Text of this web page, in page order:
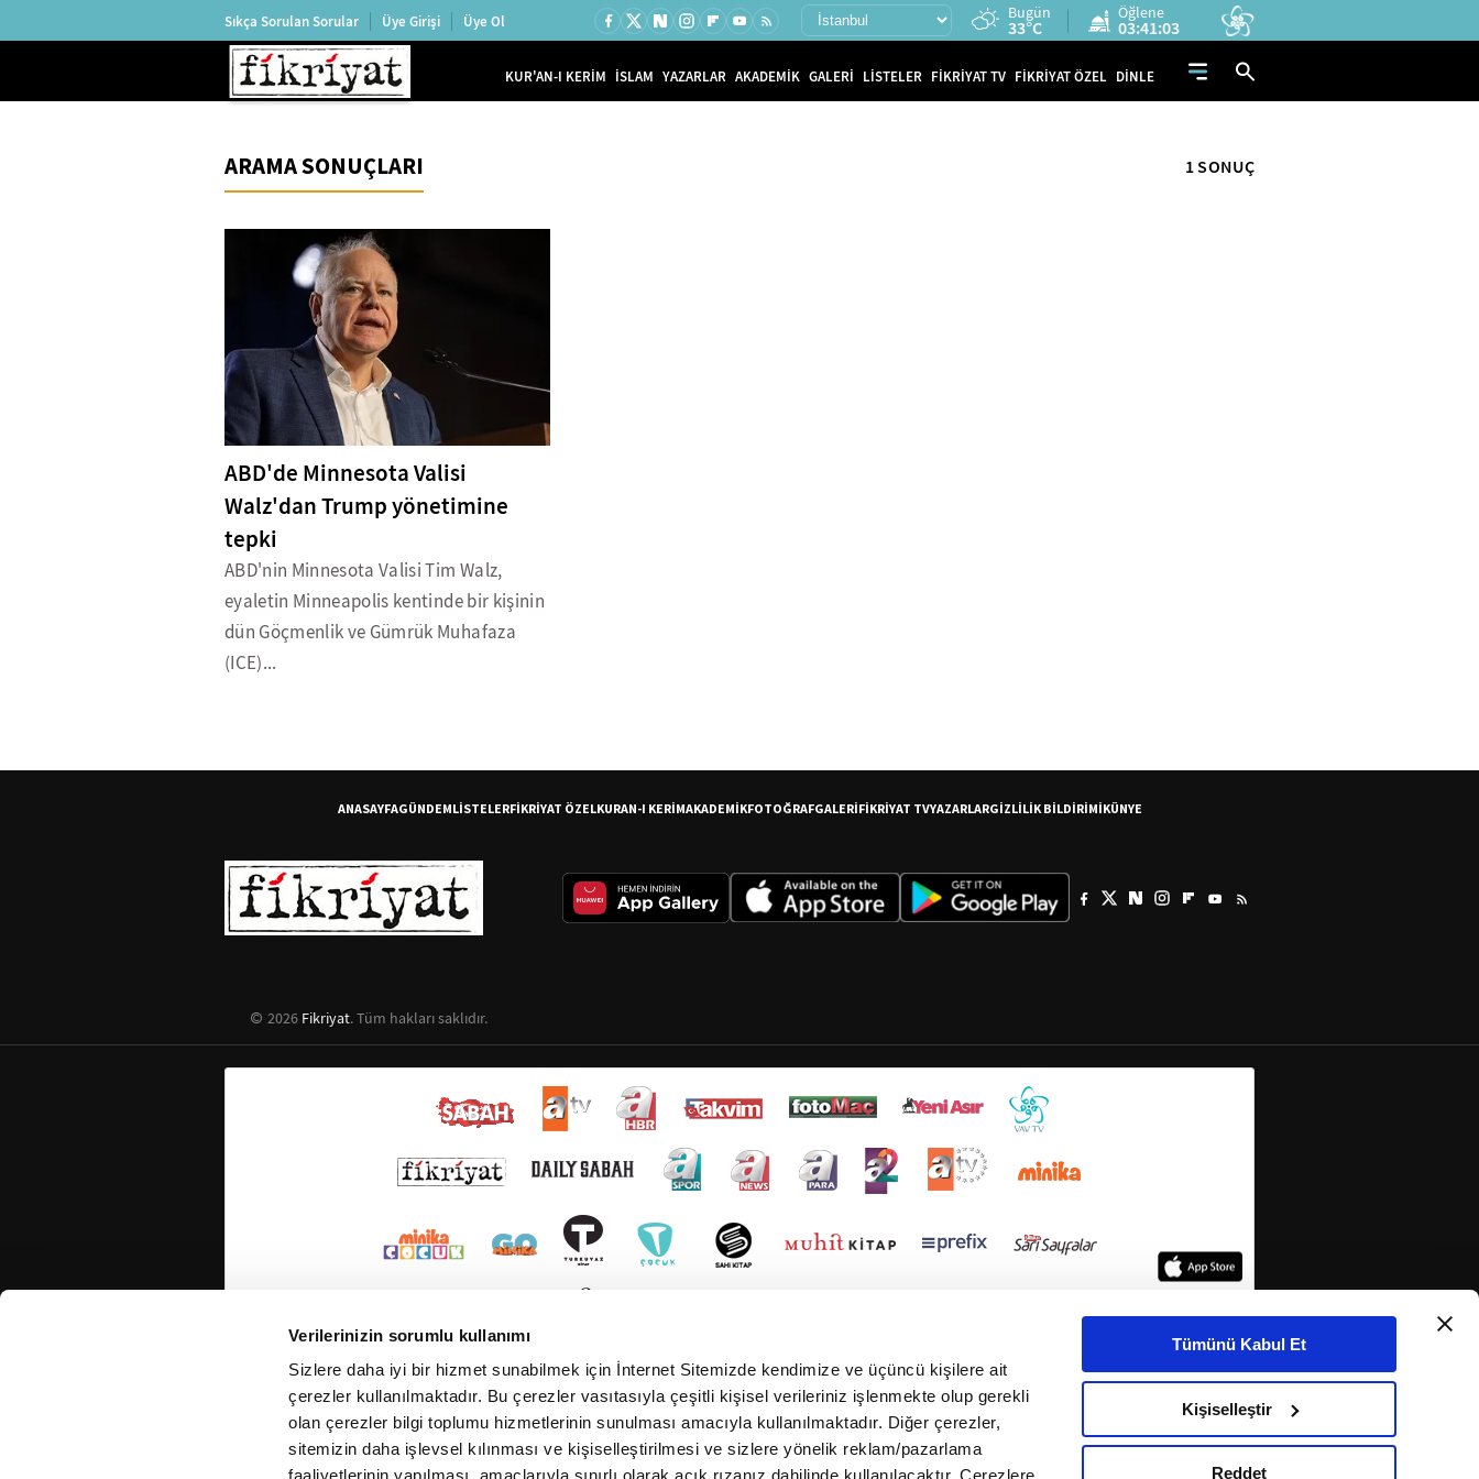
Verilerinizin sorumlu kullanımı
Sizlere daha iyi bir hizmet sunabilmek için İnternet Sitemizde kendimize ve üçüncü kişilere ait
çerezler kullanılmaktadır. Bu çerezler vasıtasıyla çeşitli kişisel verileriniz işlenmekte olup gerekli
olan çerezler bilgi toplumu hizmetlerinin sunulması amacıyla kullanılmaktadır. Diğer çerezler,
sitemizin daha işlevsel kılınması ve kişiselleştirilmesi ve sizlere yönelik reklam/pazarlama
Tümünü Kabul Et
Kişiselleştir
Reddet
Sıkça Sorulan Sorular Üye Girişi Üye Ol Bugün
33°C
Öğlene
03:41:03
KUR'AN-I KERİM İSLAM YAZARLAR AKADEMİK GALERİ LİSTELER FİKRİYAT TV FİKRİYAT ÖZEL DİNLE
ARAMA SONUÇLARI 1 SONUÇ
ABD'de Minnesota Valisi
Walz'dan Trump yönetimine
tepki
ABD'nin Minnesota Valisi Tim Walz,
eyaletin Minneapolis kentinde bir kişinin
dün Göçmenlik ve Gümrük Muhafaza
(ICE)...
ANASAYFAGÜNDEMLİSTELERFİKRİYAT ÖZELKURAN-I KERİMAKADEMİKFOTOĞRAFGALERİFİKRİYAT TVYAZARLARGİZLİLİK BİLDİRİMİKÜNYE
2026 Fikriyat. Tüm hakları saklıdır.